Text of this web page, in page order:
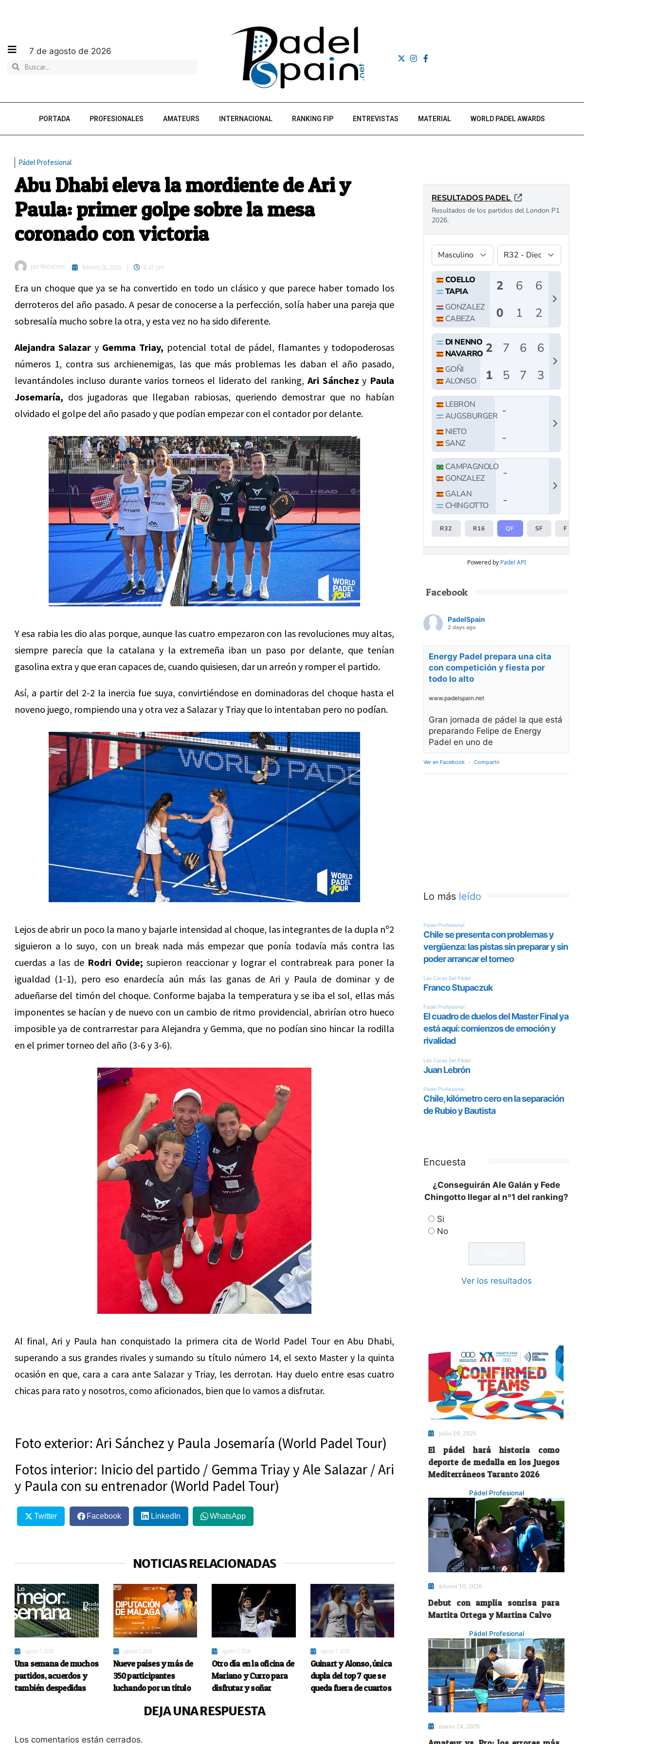
7 de agosto de 2026
PORTADA PROFESIONALES AMATEURS INTERNACIONAL RANKING FIP ENTREVISTAS MATERIAL WORLD PADEL AWARDS
Pádel Profesional
Abu Dhabi eleva la mordiente de Ari y
Paula: primer golpe sobre la mesa
coronado con victoria
por Redaccion febrero 26, 2023 6:47 pm
Era un choque que ya se ha convertido en todo un clásico y que parece haber tomado los
derroteros del año pasado. A pesar de conocerse a la perfección, solía haber una pareja que
sobresalía mucho sobre la otra, y esta vez no ha sido diferente.
Alejandra Salazar y Gemma Triay, potencial total de pádel, flamantes y todopoderosas
números 1, contra sus archienemigas, las que más problemas les daban el año pasado,
levantándoles incluso durante varios torneos el liderato del ranking, Ari Sánchez y Paula
Josemaría, dos jugadoras que llegaban rabiosas, queriendo demostrar que no habían
olvidado el golpe del año pasado y que podían empezar con el contador por delante.
Y esa rabia les dio alas porque, aunque las cuatro empezaron con las revoluciones muy altas,
siempre parecía que la catalana y la extremeña iban un paso por delante, que tenían
gasolina extra y que eran capaces de, cuando quisiesen, dar un arreón y romper el partido.
Así, a partir del 2-2 la inercia fue suya, convirtiéndose en dominadoras del choque hasta el
noveno juego, rompiendo una y otra vez a Salazar y Triay que lo intentaban pero no podían.
Lejos de abrir un poco la mano y bajarle intensidad al choque, las integrantes de la dupla nº2
siguieron a lo suyo, con un break nada más empezar que ponía todavía más contra las
cuerdas a las de Rodri Ovide; supieron reaccionar y lograr el contrabreak para poner la
igualdad (1-1), pero eso enardecía aún más las ganas de Ari y Paula de dominar y de
adueñarse del timón del choque. Conforme bajaba la temperatura y se iba el sol, ellas más
imponentes se hacían y de nuevo con un cambio de ritmo providencial, abrirían otro hueco
imposible ya de contrarrestar para Alejandra y Gemma, que no podían sino hincar la rodilla
en el primer torneo del año (3-6 y 3-6).
Al final, Ari y Paula han conquistado la primera cita de World Padel Tour en Abu Dhabi,
superando a sus grandes rivales y sumando su título número 14, el sexto Master y la quinta
ocasión en que, cara a cara ante Salazar y Triay, les derrotan. Hay duelo entre esas cuatro
chicas para rato y nosotros, como aficionados, bien que lo vamos a disfrutar.
Foto exterior: Ari Sánchez y Paula Josemaría (World Padel Tour)
Fotos interior: Inicio del partido / Gemma Triay y Ale Salazar / Ari
y Paula con su entrenador (World Padel Tour)
Twitter Facebook LinkedIn WhatsApp
NOTICIAS RELACIONADAS
agosto 7, 2026
Una semana de muchos
partidos, acuerdos y
también despedidas
agosto 7, 2026
Nueve países y más de
350 participantes
luchando por un título
agosto 7, 2026
Otro día en la oficina de
Mariano y Curro para
disfrutar y soñar
agosto 7, 2026
Guinart y Alonso, única
dupla del top 7 que se
queda fuera de cuartos
DEJA UNA RESPUESTA
Los comentarios están cerrados.
Powered by Padel API
Facebook
PadelSpain
2 days ago
Energy Padel prepara una cita
con competición y fiesta por
todo lo alto
www.padelspain.net
Gran jornada de pádel la que está
preparando Felipe de Energy
Padel en uno de
Ver en Facebook · Compartir
Lo más leído
Encuesta
¿Conseguirán Ale Galán y Fede
Chingotto llegar al nº1 del ranking?
Si
No
Ver los resultados
julio 19, 2026
El pádel hará historia como
deporte de medalla en los Juegos
Mediterráneos Taranto 2026
Pádel Profesional
febrero 10, 2026
Debut con amplia sonrisa para
Martita Ortega y Martina Calvo
Pádel Profesional
marzo 24, 2026